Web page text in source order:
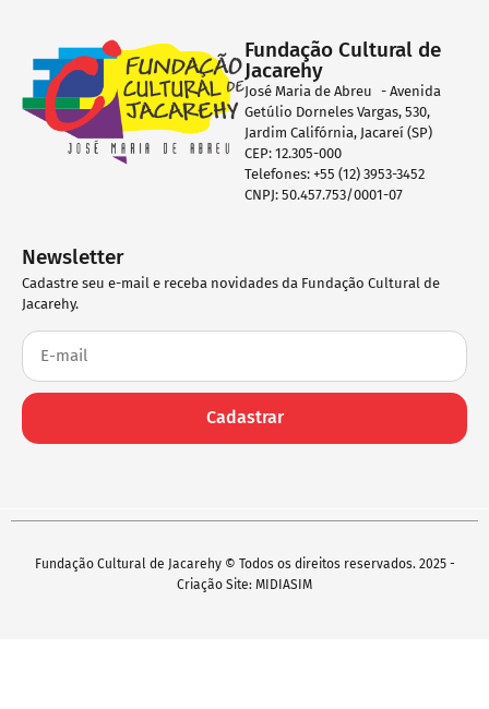
Fundação Cultural de
Jacarehy
José Maria de Abreu - Avenida
Getúlio Dorneles Vargas, 530,
Jardim Califórnia, Jacareí (SP)
CEP: 12.305-000
Telefones: +55 (12) 3953-3452
CNPJ: 50.457.753/0001-07
Newsletter
Cadastre seu e-mail e receba novidades da Fundação Cultural de
Jacarehy.
Cadastrar
Fundação Cultural de Jacarehy © Todos os direitos reservados. 2025 -
Criação Site: MIDIASIM